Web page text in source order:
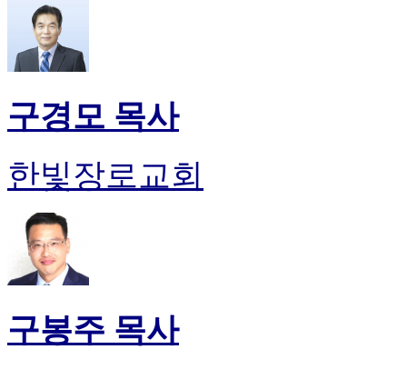
구경모 목사
한빛장로교회
구봉주 목사